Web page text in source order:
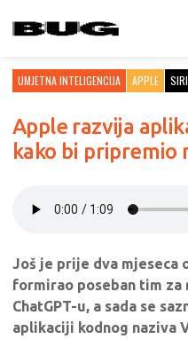
UMJETNA INTELIGENCIJA APPLE SIRI
Apple razvija
kako bi pripremio
Još je prije dva mjeseca
formirao poseban tim
ChatGPT-u, a sada se
aplikaciji kodnog naziva